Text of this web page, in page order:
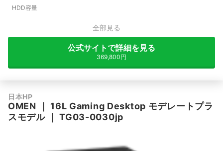
HDD容量
全部見る
公式サイトで詳細を見る
369,800円
日本HP
OMEN
16L Gaming Desktop モデレートプラ
スモデル｜TG03-0030jp